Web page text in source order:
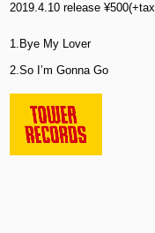
2019.4.10 release
1.Bye My Lover
2.So I’m Gonna Go